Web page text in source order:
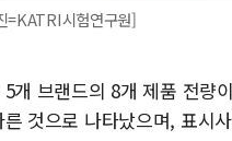
=KATRI시험연구원]
개 브랜드의 8개 제품 전량
것으로 나타났으며, 표시